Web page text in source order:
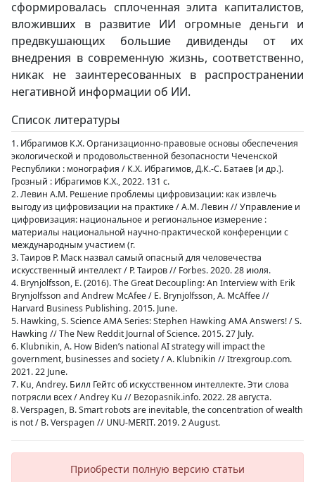
сформировалась сплоченная элита капиталистов,
вложивших в развитие ИИ огромные деньги и
предвкушающих большие дивиденды от их
внедрения в современную жизнь, соответственно,
никак не заинтересованных в распространении
негативной информации об ИИ.
Список литературы
1. Ибрагимов К.Х. Организационно-правовые основы обеспечения
экологической и продовольственной безопасности Чеченской
Республики : монография / К.Х. Ибрагимов, Д.К.-С. Батаев [и др.].
Грозный : Ибрагимов К.Х., 2022. 131 с.
2. Левин А.М. Решение проблемы цифровизации: как извлечь
выгоду из цифровизации на практике / А.М. Левин // Управление и
цифровизация: национальное и региональное измерение :
материалы национальной научно-практической конференции с
международным участием (г.
3. Таиров Р. Маск назвал самый опасный для человечества
искусственный интеллект / Р. Таиров // Forbes. 2020. 28 июля.
4. Brynjolfsson, E. (2016). The Great Decoupling: An Interview with Erik
Brynjolfsson and Andrew McAfee / E. Brynjolfsson, A. McAffee //
Harvard Business Publishing. 2015. June.
5. Hawking, S. Science AMA Series: Stephen Hawking AMA Answers! / S.
Hawking // The New Reddit Journal of Science. 2015. 27 July.
6. Klubnikin, A. How Biden’s national AI strategy will impact the
government, businesses and society / A. Klubnikin // Itrexgroup.com.
2021. 22 June.
7. Ku, Andrey. Билл Гейтс об искусственном интеллекте. Эти слова
потрясли всех / Andrey Ku // Bezopasnik.info. 2022. 28 августа.
8. Verspagen, B. Smart robots are inevitable, the concentration of wealth
is not / B. Verspagen // UNU-MERIT. 2019. 2 August.
Приобрести полную версию статьи